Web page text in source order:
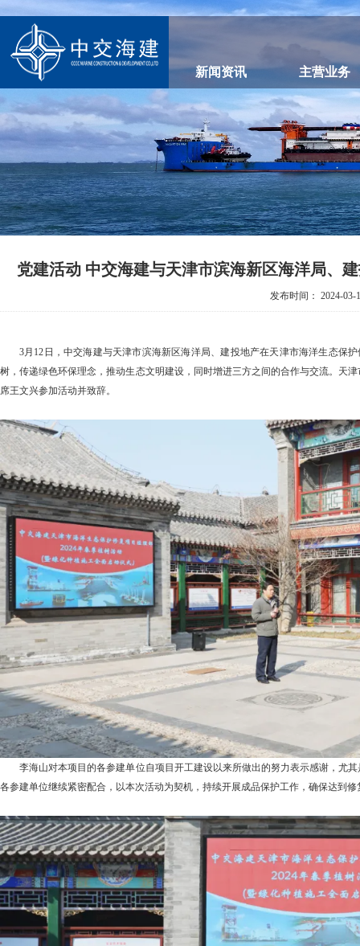
新闻资讯 主营业务
党建活动 中交海建与天津市滨海新区海洋局、
发布时间： 2024-03-
3月12日，中交海建与天津市滨海新区海洋局、建投地产在天津市海洋生态保
树，传递绿色环保理念，推动生态文明建设，同时增进三方之间的合作与交流。天
席王文兴参加活动并致辞。
李海山对本项目的各参建单位自项目开工建设以来所做出的努力表示感谢，尤
各参建单位继续紧密配合，以本次活动为契机，持续开展成品保护工作，确保达到修